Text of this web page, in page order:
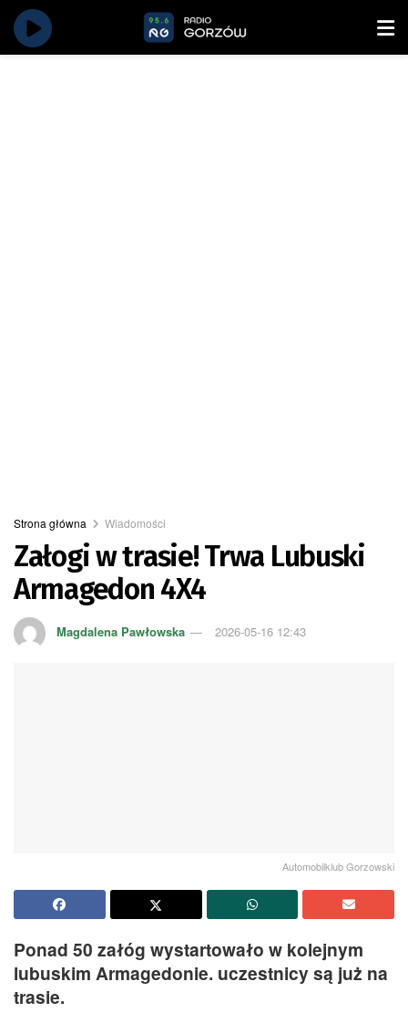
Strona główna Wiadomości
Załogi w trasie! Trwa Lubuski
Armagedon 4X4
Magdalena Pawłowska 2026-05-16 12:43
Automobilklub Gorzowski
Ponad 50 załóg wystartowało w kolejnym
lubuskim Armagedonie. uczestnicy są już na
trasie.